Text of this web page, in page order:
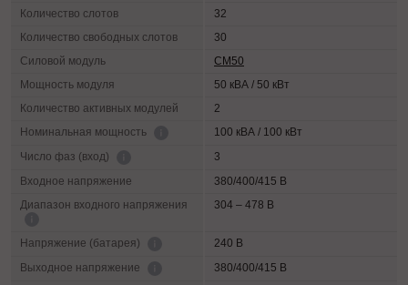
Количество слотов
32
Количество свободных слотов
30
Силовой модуль
СМ50
Мощность модуля
50 кВА / 50 кВт
Количество активных модулей
2
Номинальная мощность
100 кВА / 100 кВт
Число фаз (вход)
3
Входное напряжение
380/400/415 В
Диапазон входного напряжения
304 – 478 В
Напряжение (батарея)
240 В
Выходное напряжение
380/400/415 В